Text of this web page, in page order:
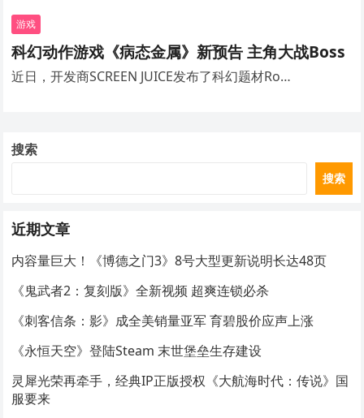
游戏
科幻动作游戏《病态金属》新预告 主角大战Boss
近日，开发商SCREEN JUICE发布了科幻题材Ro…
搜索
搜索
近期文章
内容量巨大！《博德之门3》8号大型更新说明长达48页
《鬼武者2：复刻版》全新视频 超爽连锁必杀
《刺客信条：影》成全美销量亚军 育碧股价应声上涨
《永恒天空》登陆Steam 末世堡垒生存建设
灵犀光荣再牵手，经典IP正版授权《大航海时代：传说》国
服要来